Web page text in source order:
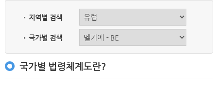
지역별 검색
국가별 검색
국가별 법령체계도란?